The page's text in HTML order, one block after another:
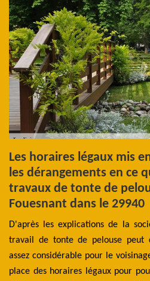
Les horaires légaux mis
les dérangements en ce
travaux de tonte de
Fouesnant dans le 29940
D'après les explications de la
travail de tonte de pelouse peut
assez considérable pour le
place des horaires légaux pour